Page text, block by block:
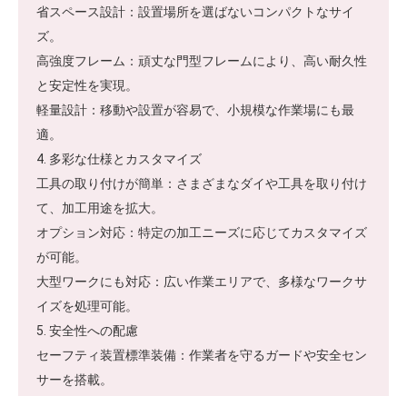
省スペース設計：設置場所を選ばないコンパクトなサイ
ズ。
高強度フレーム：頑丈な門型フレームにより、高い耐久性
と安定性を実現。
軽量設計：移動や設置が容易で、小規模な作業場にも最
適。
4. 多彩な仕様とカスタマイズ
工具の取り付けが簡単：さまざまなダイや工具を取り付け
て、加工用途を拡大。
オプション対応：特定の加工ニーズに応じてカスタマイズ
が可能。
大型ワークにも対応：広い作業エリアで、多様なワークサ
イズを処理可能。
5. 安全性への配慮
セーフティ装置標準装備：作業者を守るガードや安全セン
サーを搭載。